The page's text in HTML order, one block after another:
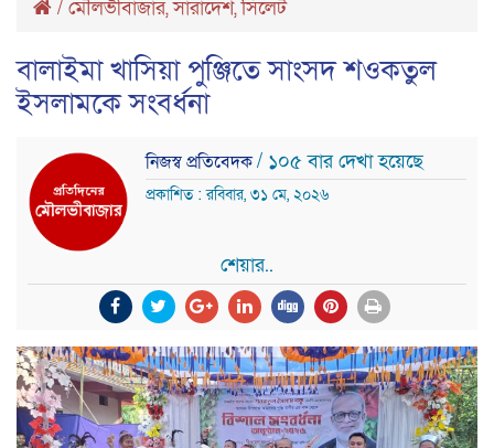
/ মৌলভীবাজার,সারাদেশ,সিলেট
বালাইমা খাসিয়া পুঞ্জিতে সাংসদ শওকতুল
ইসলামকে সংবর্ধনা
নিজস্ব প্রতিবেদক/ ১০৫ বার দেখা হয়েছে
প্রকাশিত : রবিবার, ৩১ মে, ২০২৬
শেয়ার..